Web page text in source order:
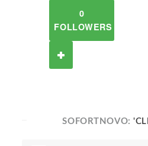
0
FOLLOWERS
SOFORTNOVO: